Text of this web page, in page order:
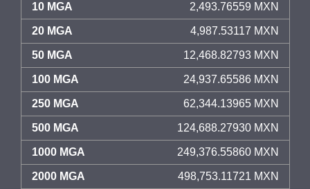
10 MGA 2,493.76559 MXN
20 MGA 4,987.53117 MXN
50 MGA 12,468.82793 MXN
100 MGA 24,937.65586 MXN
250 MGA 62,344.13965 MXN
500 MGA 124,688.27930 MXN
1000 MGA 249,376.55860 MXN
2000 MGA 498,753.11721 MXN